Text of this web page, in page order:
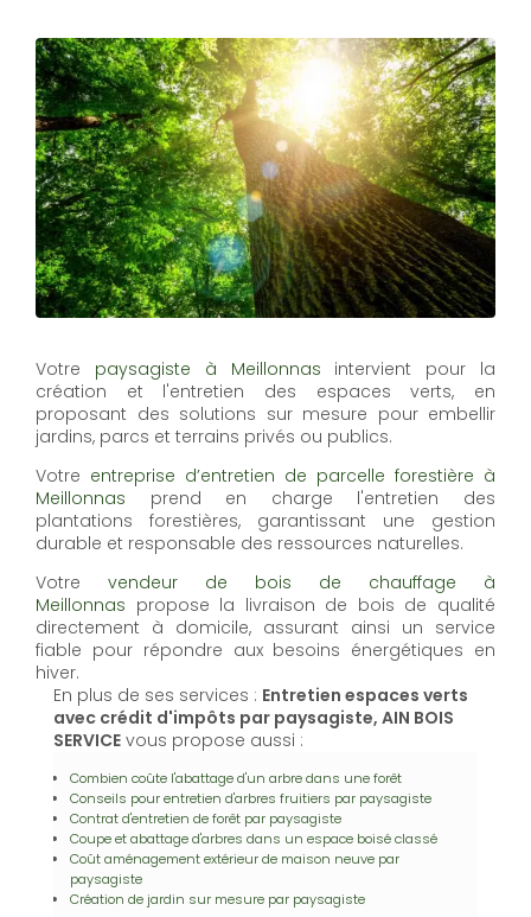
Votre paysagiste à Meillonnas intervient pour la
création et l'entretien des espaces verts, en
proposant des solutions sur mesure pour embellir
jardins, parcs et terrains privés ou publics.
Votre entreprise d’entretien de parcelle forestière à
Meillonnas prend en charge l'entretien des
plantations forestières, garantissant une gestion
durable et responsable des ressources naturelles.
Votre vendeur de bois de chauffage à
Meillonnas propose la livraison de bois de qualité
directement à domicile, assurant ainsi un service
fiable pour répondre aux besoins énergétiques en
hiver.
En plus de ses services : Entretien espaces verts
avec crédit d'impôts par paysagiste, AIN BOIS
SERVICE vous propose aussi :
Combien coûte l'abattage d'un arbre dans une forêt
Conseils pour entretien d'arbres fruitiers par paysagiste
Contrat d'entretien de forêt par paysagiste
Coupe et abattage d'arbres dans un espace boisé classé
Coût aménagement extérieur de maison neuve par
paysagiste
Création de jardin sur mesure par paysagiste